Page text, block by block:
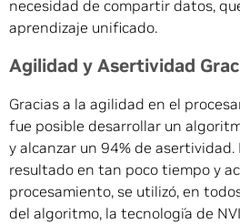
necesidad de compartir datos,
aprendizaje unificado.
Agilidad y Asertividad
Gracias a la agilidad en el
fue posible desarrollar un
y alcanzar un 94% de asertividad.
resultado en tan poco tiempo y
procesamiento, se utilizó, en
del algoritmo, la tecnología de